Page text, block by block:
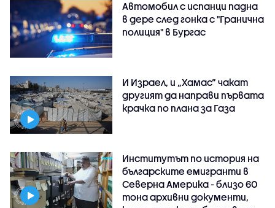
Автомобил с испанци падна
в дере след гонка с "Гранична
полиция" в Бургас
И Израел, и „Хамас“ чакат
другият да направи първата
крачка по плана за Газа
Институтът по история на
българските емигранти в
Северна Америка - близо 60
тона архивни документи,